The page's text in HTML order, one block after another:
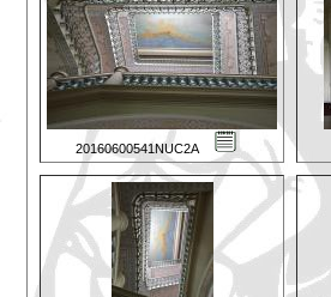
20160600541NUC2A